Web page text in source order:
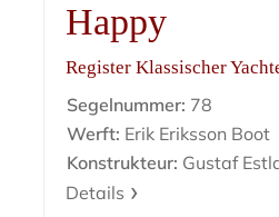
Happy
Register Klassischer
Segelnummer: 78
Werft: Erik Eriksson Boot
Konstrukteur: Gustaf
Details